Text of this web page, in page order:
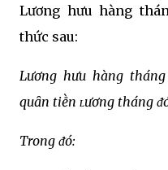
Lương hưu hàng
thức sau:
Lương hưu hàng
quȃn tiḕn ʟương tháng
Trong ᵭó: